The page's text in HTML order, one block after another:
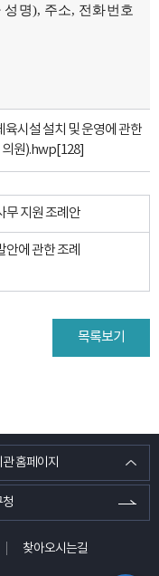
명), 주소, 전화번호
시설 설치 및 운영에 관한
의원).hwp[128]
무 지원 조례안
에 관한 조례
목록보기
홈페이지
찾아오시는길